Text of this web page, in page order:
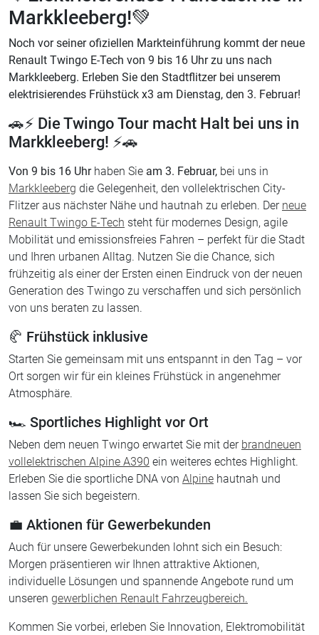
Markkleeberg!💚
Noch vor seiner ofiziellen Markteinführung kommt der neue
Renault Twingo E-Tech von 9 bis 16 Uhr zu uns nach
Markkleeberg. Erleben Sie den Stadtflitzer bei unserem
elektrisierendes Frühstück x3 am Dienstag, den 3. Februar!
🚗⚡ Die Twingo Tour macht Halt bei uns in
Markkleeberg! ⚡🚗
Von 9 bis 16 Uhrhaben Sie am 3. Februar, bei uns in
Markkleeberg die Gelegenheit, den vollelektrischen City-
Flitzer aus nächster Nähe und hautnah zu erleben. Der neue
Renault Twingo E-Tech steht für modernes Design, agile
Mobilität und emissionsfreies Fahren – perfekt für die Stadt
und Ihren urbanen Alltag. Nutzen Sie die Chance, sich
frühzeitig als einer der Ersten einen Eindruck von der neuen
Generation des Twingo zu verschaffen und sich persönlich
von uns beraten zu lassen.
🥐 Frühstück inklusive
Starten Sie gemeinsam mit uns entspannt in den Tag – vor
Ort sorgen wir für ein kleines Frühstück in angenehmer
Atmosphäre.
🏎️ Sportliches Highlight vor Ort
Neben dem neuen Twingo erwartet Sie mit der brandneuen
vollelektrischen Alpine A390 ein weiteres echtes Highlight.
Erleben Sie die sportliche DNA von Alpine hautnah und
lassen Sie sich begeistern.
💼 Aktionen für Gewerbekunden
Auch für unsere Gewerbekunden lohnt sich ein Besuch:
Morgen präsentieren wir Ihnen attraktive Aktionen,
individuelle Lösungen und spannende Angebote rund um
unseren gewerblichen Renault Fahrzeugbereich.
Kommen Sie vorbei, erleben Sie Innovation, Elektromobilität